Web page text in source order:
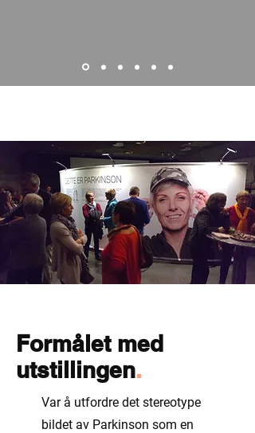
Formålet med
utstillingen.
Var å utfordre det stereotype
bildet av Parkinson som en